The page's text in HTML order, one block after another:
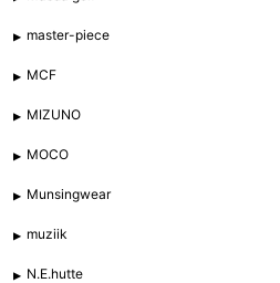
master-piece
MCF
MIZUNO
MOCO
Munsingwear
muziik
N.E.hutte